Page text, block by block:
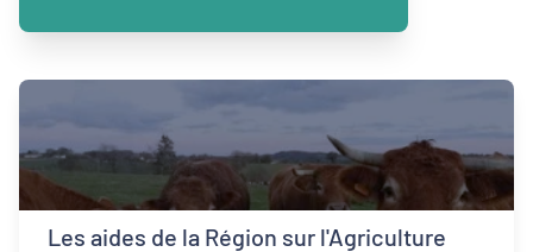
Les aides de la Région sur l'Agriculture